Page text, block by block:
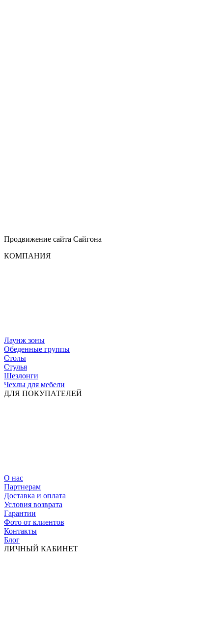
Продвижение сайта Сайгона
КОМПАНИЯ
Лаунж зоны
Обеденные группы
Столы
Стулья
Шезлонги
Чехлы для мебели
ДЛЯ ПОКУПАТЕЛЕЙ
О нас
Партнерам
Доставка и оплата
Условия возврата
Гарантии
Фото от клиентов
Контакты
Блог
ЛИЧНЫЙ КАБИНЕТ